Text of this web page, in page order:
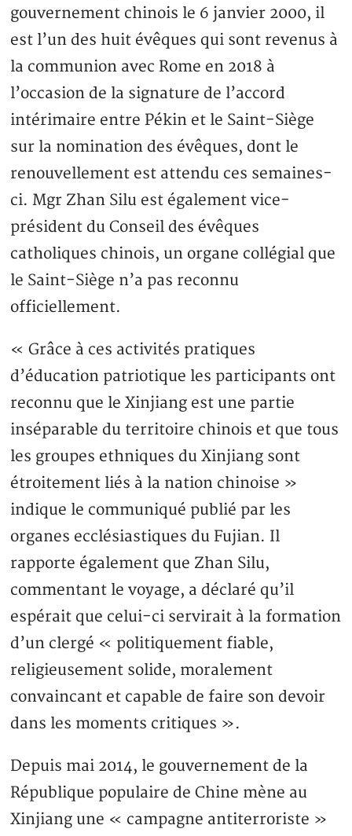
gouvernement chinois le 6 janvier 2000, il
est l’un des huit évêques qui sont revenus à
la communion avec Rome en 2018 à
l’occasion de la signature de l’accord
intérimaire entre Pékin et le Saint-Siège
sur la nomination des évêques, dont le
renouvellement est attendu ces semaines-
ci. Mgr Zhan Silu est également vice-
président du Conseil des évêques
catholiques chinois, un organe collégial que
le Saint-Siège n’a pas reconnu
officiellement.
« Grâce à ces activités pratiques
d’éducation patriotique les participants ont
reconnu que le Xinjiang est une partie
inséparable du territoire chinois et que tous
les groupes ethniques du Xinjiang sont
étroitement liés à la nation chinoise »
indique le communiqué publié par les
organes ecclésiastiques du Fujian. Il
rapporte également que Zhan Silu,
commentant le voyage, a déclaré qu’il
espérait que celui-ci servirait à la formation
d’un clergé « politiquement fiable,
religieusement solide, moralement
convaincant et capable de faire son devoir
dans les moments critiques ».
Depuis mai 2014, le gouvernement de la
République populaire de Chine mène au
Xinjiang une « campagne antiterroriste »